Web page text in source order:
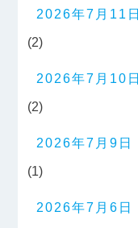
2026年7月11日
(2)
2026年7月10日
(2)
2026年7月9日
(1)
2026年7月6日